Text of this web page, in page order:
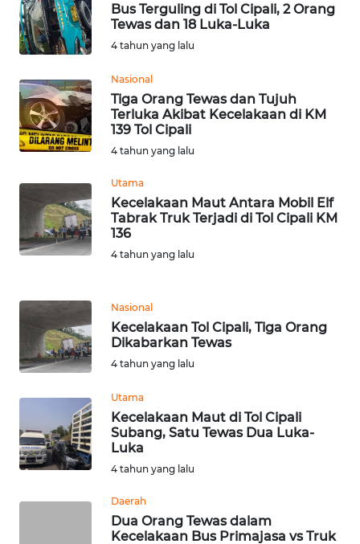
Bus Terguling di Tol Cipali, 2 Orang
Tewas dan 18 Luka-Luka
4 tahun yang lalu
Nasional
Tiga Orang Tewas dan Tujuh
Terluka Akibat Kecelakaan di KM
139 Tol Cipali
4 tahun yang lalu
Utama
Kecelakaan Maut Antara Mobil Elf
Tabrak Truk Terjadi di Tol Cipali KM
136
4 tahun yang lalu
Nasional
Kecelakaan Tol Cipali, Tiga Orang
Dikabarkan Tewas
4 tahun yang lalu
Utama
Kecelakaan Maut di Tol Cipali
Subang, Satu Tewas Dua Luka-
Luka
4 tahun yang lalu
Daerah
Dua Orang Tewas dalam
Kecelakaan Bus Primajasa vs Truk
WN
NTT
WN
KEPRI
WN
WN
PAPUA
BARAT
RIAU
WN
SERAMBI
JAMBI
WN